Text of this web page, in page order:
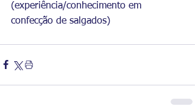
(experiência/conhecimento em
confecção de salgados)